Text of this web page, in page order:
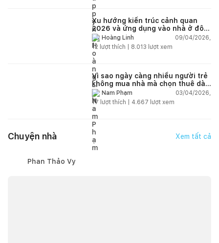
Xu hướng kiến trúc cảnh quan
2026 và ứng dụng vào nhà ở đô
thị hiện đại
Hoàng Linh
09/04/2026,
12 lượt thích | 8.013 lượt xem
Vì sao ngày càng nhiều người trẻ
không mua nhà mà chọn thuê dài
hạn?Nam Phạm
03/04/2026,
17 lượt thích | 4.667 lượt xem
Chuyện nhà Xem tất cả
Phan Thảo Vy